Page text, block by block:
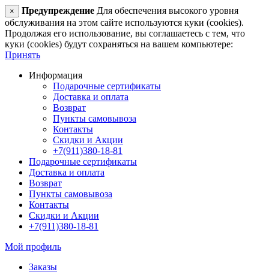
× Предупреждение Для обеспечения высокого уровня
обслуживания на этом сайте используются куки (cookies).
Продолжая его использование, вы соглашаетесь с тем, что
куки (cookies) будут сохраняться на вашем компьютере:
Принять
Информация
Подарочные сертификаты
Доставка и оплата
Возврат
Пункты самовывоза
Контакты
Скидки и Акции
+7(911)380-18-81
Подарочные сертификаты
Доставка и оплата
Возврат
Пункты самовывоза
Контакты
Скидки и Акции
+7(911)380-18-81
Мой профиль
Заказы